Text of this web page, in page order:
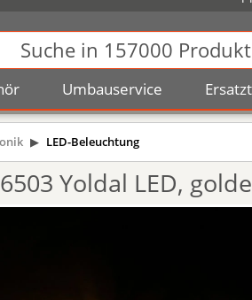
Umbauservice
LED-Beleuchtung
Yoldal LED,